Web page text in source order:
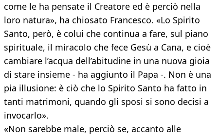
come le ha pensate il Creatore ed è perciò nella
loro natura», ha chiosato Francesco. «Lo Spirito
Santo, però, è colui che continua a fare, sul piano
spirituale, il miracolo che fece Gesù a Cana, e cioè
cambiare l’acqua dell’abitudine in una nuova gioia
di stare insieme - ha aggiunto il Papa -. Non è una
pia illusione: è ciò che lo Spirito Santo ha fatto in
tanti matrimoni, quando gli sposi si sono decisi a
invocarlo».
«Non sarebbe male, perciò se, accanto alle